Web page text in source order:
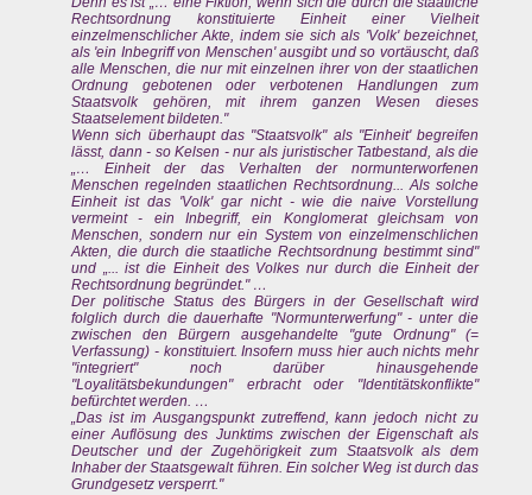
Rechtsordnung konstituierte Einheit einer Vielheit
einzelmenschlicher Akte, indem sie sich als 'Volk' bezeichnet,
als 'ein Inbegriff von Menschen' ausgibt und so vortäuscht, daß
alle Menschen, die nur mit einzelnen ihrer von der staatlichen
Ordnung gebotenen oder verbotenen Handlungen zum
Staatsvolk gehören, mit ihrem ganzen Wesen dieses
Staatselement bildeten."
Wenn sich überhaupt das "Staatsvolk" als "Einheit' begreifen
lässt, dann - so Kelsen - nur als juristischer Tatbestand, als die
„… Einheit der das Verhalten der normunterworfenen
Menschen regelnden staatlichen Rechtsordnung... Als solche
Einheit ist das 'Volk' gar nicht - wie die naive Vorstellung
vermeint - ein Inbegriff, ein Konglomerat gleichsam von
Menschen, sondern nur ein System von einzelmenschlichen
Akten, die durch die staatliche Rechtsordnung bestimmt sind"
und „... ist die Einheit des Volkes nur durch die Einheit der
Rechtsordnung begründet." …
Der politische Status des Bürgers in der Gesellschaft wird
folglich durch die dauerhafte "Normunterwerfung" - unter die
zwischen den Bürgern ausgehandelte "gute Ordnung" (=
Verfassung) - konstituiert. Insofern muss hier auch nichts mehr
"integriert" noch darüber hinausgehende
"Loyalitätsbekundungen" erbracht oder "Identitätskonflikte"
befürchtet werden. …
„Das ist im Ausgangspunkt zutreffend, kann jedoch nicht zu
einer Auflösung des Junktims zwischen der Eigenschaft als
Deutscher und der Zugehörigkeit zum Staatsvolk als dem
Inhaber der Staatsgewalt führen. Ein solcher Weg ist durch das
Grundgesetz versperrt."